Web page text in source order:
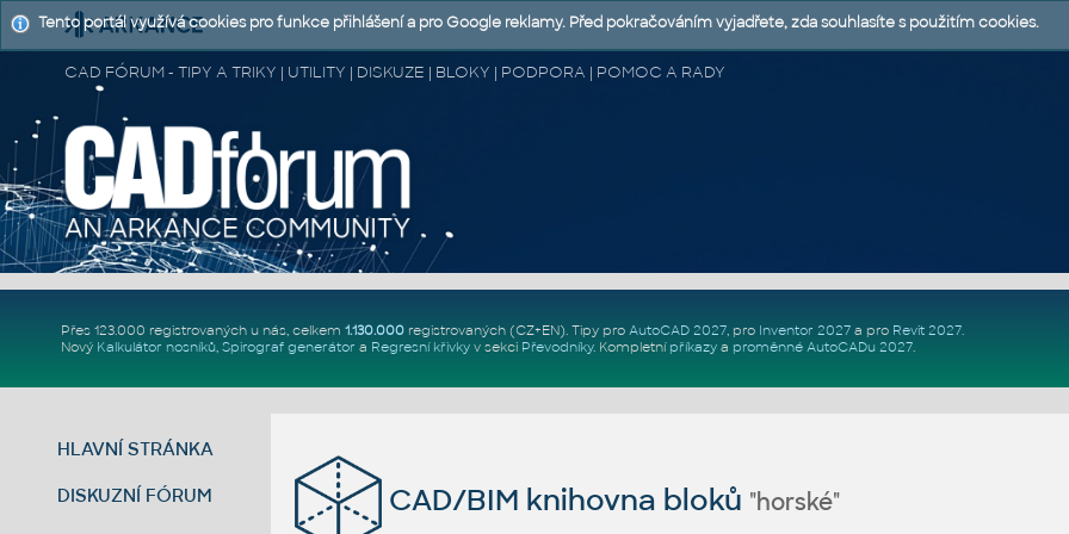
CAD FÓRUM - TIPY A TRIKY | UTILITY | DISKUZE | BLOKY | PODPORA | POMOC A RADY
Přes 123.000 registrovaných u nás, celkem 1.130.000registrovaných (CZ+EN). Tipy pro AutoCAD 2027, pro Inventor 2027a pro Revit 2027.
Nový Kalkulátor nosníků, Spirograf generátor a Regresní křivkyv sekci Převodníky. Kompletní příkazya proměnné AutoCADu 2027.
HLAVNÍ STRÁNKA
DISKUZNÍ FÓRUM CAD/BIM knihovna bloků "horské"
Tento portál využívá cookies pro funkce přihlášení a pro Google reklamy. Před pokračováním vyjadřete, zda souhlasíte s použitím cookies.